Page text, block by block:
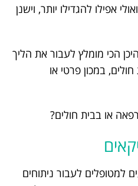
אפילו להגדילו יותר, וישנן
הכי מומלץ לעבור את הליך
במכון פרטי או
או בבית חולים?
למטופלים לעבור ניתוחים